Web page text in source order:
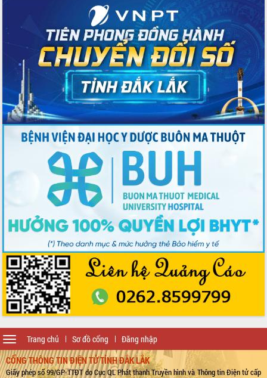
Trang chủ Sơ đồ cổng Đăng nhập
Toggle
navigation
CỔNG THÔNG TIN ĐIỆN TỬ TỈNH ĐẮK LẮK
Giấy phép số 99/GP-TTĐT do Cục QL Phát thanh Truyền hình và Thông tin Điện tử cấp